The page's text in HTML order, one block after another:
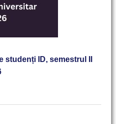
studenți ID, semestrul II